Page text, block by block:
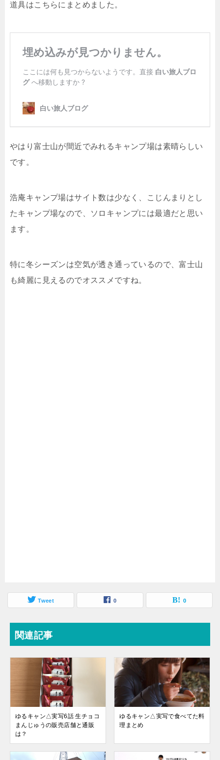
道具はこちらにまとめました。
やはり富士山が間近でみれるキャンプ場は素晴らしい
です。
浩庵キャンプ場はサイト数は少なく、こじんまりとし
たキャンプ場なので、ソロキャンプには最適だと思い
ます。
特に冬シーズンは空気が透き通っているので、富士山
も綺麗に見えるのでオススメですね。
Tweet 0 0
関連記事
ゆるキャン△実写6話 生チョコ
まんじゅうの販売店舗と通販
は？
ゆるキャン△実写で食べてた料
理まとめ